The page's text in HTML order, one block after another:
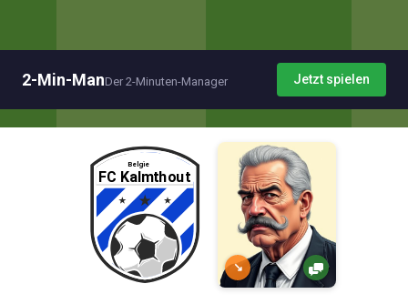
2-Min-ManDer 2-Minuten-Manager Jetzt spielen
↘